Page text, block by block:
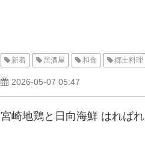
新着 居酒屋 和食 郷土料理
2026-05-07 05:47
宮崎地鶏と日向海鮮 はればれ